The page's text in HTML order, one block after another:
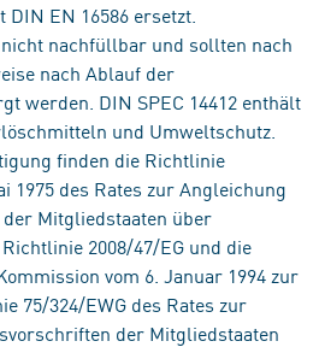
EN 16586 ersetzt.
nachfüllbar und sollten nach
nach Ablauf der
werden. DIN SPEC 14412 enthält
und Umweltschutz.
finden die Richtlinie
1975 des Rates zur Angleichung
Mitgliedstaaten über
2008/47/EG und die
vom 6. Januar 1994 zur
75/324/EWG des Rates zur
der Mitgliedstaaten